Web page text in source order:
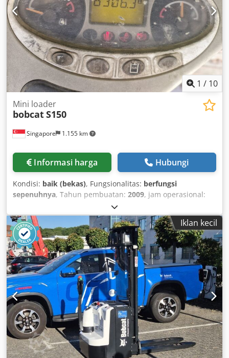
20 Condition: New machine Technical condition: New Front
tyre type: Super elastic Front tyre condition: New Rear tyre
type: Super elastic Cjdpfoxr R Efjx Ab Asrf Rear tyre
condition: New Side shifter, fork positioner, 3rd valve, 4th
valve, rear working light, front working light, heater, full
cabin, full free lift, CE certificate, interior mirror, exterior
mirror, beacon, seat, front and rear camera
1 / 10
Singapore 1.155 km
Mini loader
bobcatS150
Informasi harga Hubungi
Kondisi: baik (bekas), Fungsionalitas: berfungsi
sepenuhnya, Tahun pembuatan: 2009, jam operasional:
, nomor mesin/kendaraan:
LOADER BOBCAT BEKAS DALAM KONDISI KERJA MODEL:
S150 SERIAL: A3L135221 TAHUN: 2009 JAM KERJA: 6306
Crodpfoyzdixox Ab Aof
Iklan kecil